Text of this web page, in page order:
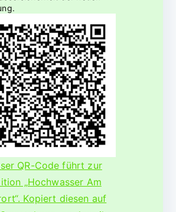
QR-Code führt zur
„Hochwasser Am
Kopiert diesen auf